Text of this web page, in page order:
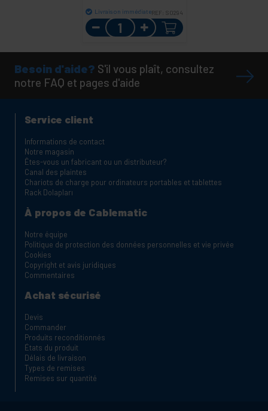
Livraison immédiateREF: S0294
Quantité
Besoin d'aide? S'il vous plaît, consultez
notre FAQ et pages d'aide
Service client
Informations de contact
Notre magasin
Êtes-vous un fabricant ou un distributeur?
Canal des plaintes
Chariots de charge pour ordinateurs portables et tablettes
Rack Dolapları
À propos de Cablematic
Notre équipe
Politique de protection des données personnelles et vie privée
Cookies
Copyright et avis juridiques
Commentaires
Achat sécurisé
Devis
Commander
Produits reconditionnés
États du produit
Délais de livraison
Types de remises
Remises sur quantité